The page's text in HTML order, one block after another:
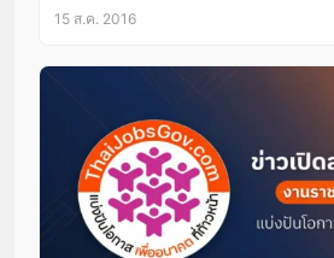
15 ส.ค. 2016